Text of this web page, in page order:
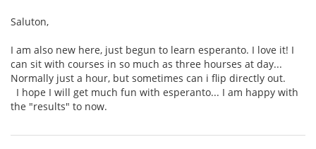
Saluton,
I am also new here, just begun to learn esperanto. I love it! I
can sit with courses in so much as three hourses at day...
Normally just a hour, but sometimes can i flip directly out.
I hope I will get much fun with esperanto... I am happy with
the "results" to now.